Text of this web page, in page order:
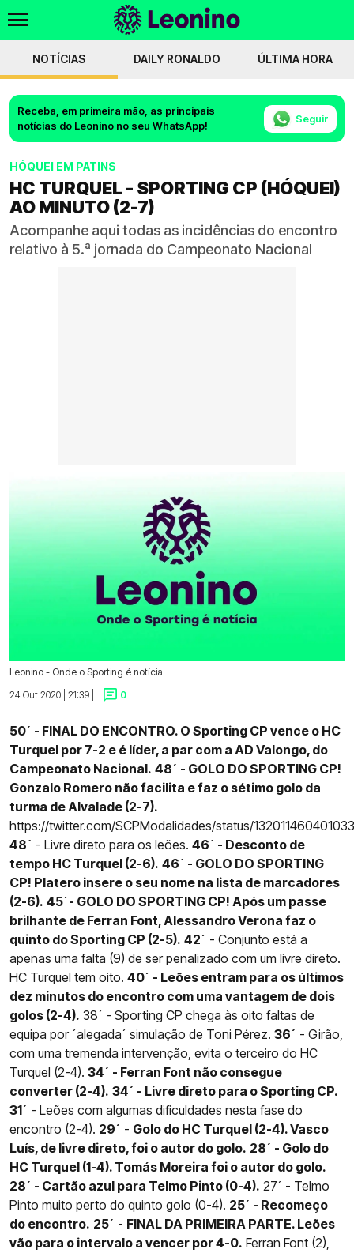
NOTÍCIAS DAILY RONALDO ÚLTIMA HORA
Receba, em primeira mão, as principais
notícias do Leonino no seu WhatsApp!
Seguir
HÓQUEI EM PATINS
HC TURQUEL - SPORTING CP (HÓQUEI)
AO MINUTO (2-7)
Acompanhe aqui todas as incidências do encontro
relativo à 5.ª jornada do Campeonato Nacional
Leonino - Onde o Sporting é notícia
24 Out 2020 | 21:39 |
0
50´ - FINAL DO ENCONTRO. O Sporting CP vence o HC
Turquel por 7-2 e é líder, a par com a AD Valongo, do
Campeonato Nacional. 48´ - GOLO DO SPORTING CP!
Gonzalo Romero não facilita e faz o sétimo golo da
turma de Alvalade (2-7).
https://twitter.com/SCPModalidades/status/
48´ - Livre direto para os leões. 46´ - Desconto de
tempo HC Turquel (2-6). 46´ - GOLO DO SPORTING
CP! Platero insere o seu nome na lista de marcadores
(2-6). 45´- GOLO DO SPORTING CP! Após um passe
brilhante de Ferran Font, Alessandro Verona faz o
quinto do Sporting CP (2-5). 42´ - Conjunto está a
apenas uma falta (9) de ser penalizado com um livre direto.
HC Turquel tem oito. 40´ - Leões entram para os últimos
dez minutos do encontro com uma vantagem de dois
golos (2-4). 38´ - Sporting CP chega às oito faltas de
equipa por ´alegada´ simulação de Toni Pérez. 36´ - Girão,
com uma tremenda intervenção, evita o terceiro do HC
Turquel (2-4). 34´ - Ferran Font não consegue
converter (2-4). 34´ - Livre direto para o Sporting CP.
31´ - Leões com algumas dificuldades nesta fase do
encontro (2-4). 29´ - Golo do HC Turquel (2-4). Vasco
Luís, de livre direto, foi o autor do golo. 28´ - Golo do
HC Turquel (1-4). Tomás Moreira foi o autor do golo.
28´ - Cartão azul para Telmo Pinto (0-4). 27´ - Telmo
Pinto muito perto do quinto golo (0-4). 25´ - Recomeço
do encontro. 25´ - FINAL DA PRIMEIRA PARTE. Leões
vão para o intervalo a vencer por 4-0. Ferran Font (2),